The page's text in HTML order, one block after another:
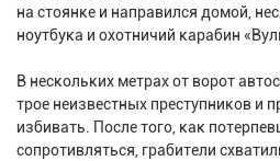
на стоянке и направился домой,
ноутбука и охотничий карабин
В нескольких метрах от ворот
трое неизвестных преступников и
избивать. После того, как
сопротивляться, грабители